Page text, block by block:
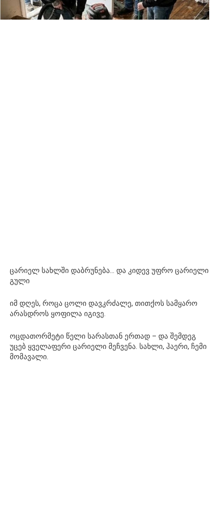
ცარიელ სახლში დაბრუნება… და კიდევ უფრო ცარიელი
გული
იმ დღეს, როცა ცოლი დავკრძალე, თითქოს სამყარო
არასდროს ყოფილა იგივე.
ოცდათორმეტი წელი სარასთან ერთად – და შემდეგ
უცებ ყველაფერი ცარიელი მეჩვენა. სახლი, ჰაერი, ჩემი
მომავალი.